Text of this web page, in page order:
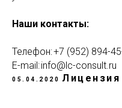
Наши контакты:
Телефон: +7 (952) 894-
E-mail: info@lc-consult.ru
05.04.2020